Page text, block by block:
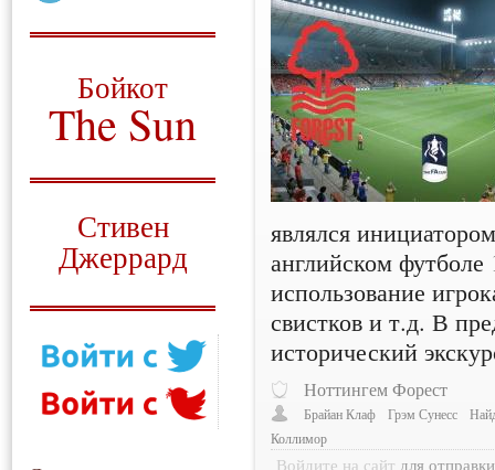
Бойкот
The Sun
Стивен
Джеррард
являлся
английском футболе
использование
свистков и т.д. В
исторический
Ноттингем Форест
Брайан Клаф Грэм Сунесс
Коллимор
Войдите на сайт для